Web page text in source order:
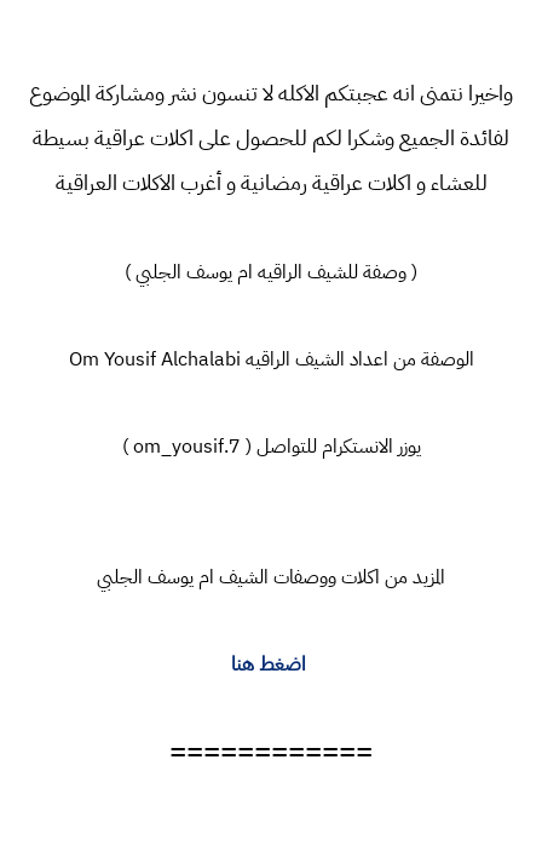
واخيرا نتمنى انه عجبتكم الاكله لا تنسون نشر ومشاركة الموضوع
لفائدة الجميع وشكرا لكم للحصول على اكلات عراقية بسيطة
للعشاء و اكلات عراقية رمضانية و أغرب الاكلات العراقية
( وصفة للشيف الراقيه ام يوسف الجلبي )
الوصفة من اعداد الشيف الراقيه Om Yousif Alchalabi
يوزر الانستكرام للتواصل ( om_yousif.7 )
المزيد من اكلات ووصفات الشيف ام يوسف الجلبي
اضغط هنا
============